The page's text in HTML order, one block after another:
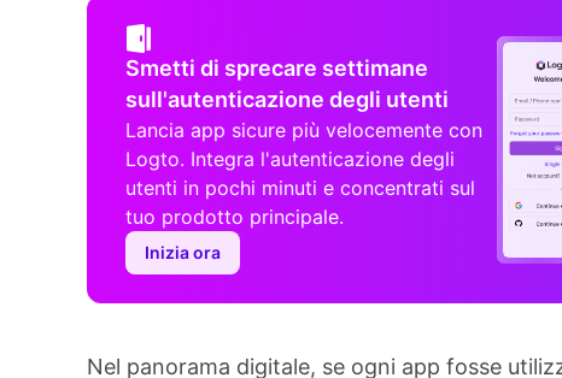
Smetti di sprecare settimane
sull'autenticazione degli utenti
Lancia app sicure più velocemente con
Logto. Integra l'autenticazione degli
utenti in pochi minuti e concentrati sul
tuo prodotto principale.
Inizia ora
Nel panorama digitale, se ogni app fosse